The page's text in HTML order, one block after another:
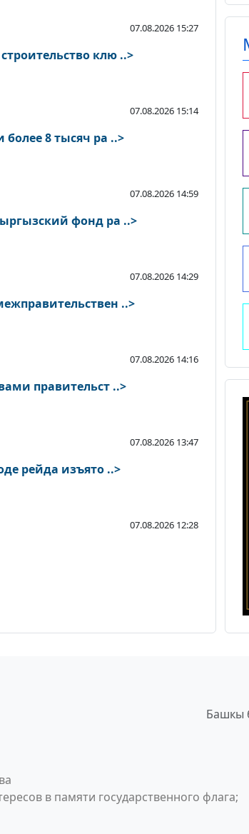
07.08.2026 15:27
клю ..>
07.08.2026 15:14
8 тысяч ра ..>
07.08.2026 14:59
фонд ра ..>
07.08.2026 14:29
..>
07.08.2026 14:16
правительст ..>
07.08.2026 13:47
В Токтогульском водохранилище в ходе рейда изъято ..>
07.08.2026 12:28
Башкы
в памяти государственного флага;